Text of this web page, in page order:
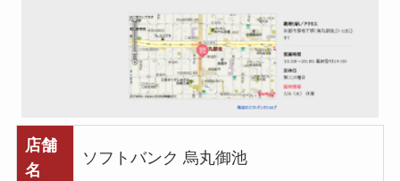
店舗
名
ソフトバンク 烏丸御池